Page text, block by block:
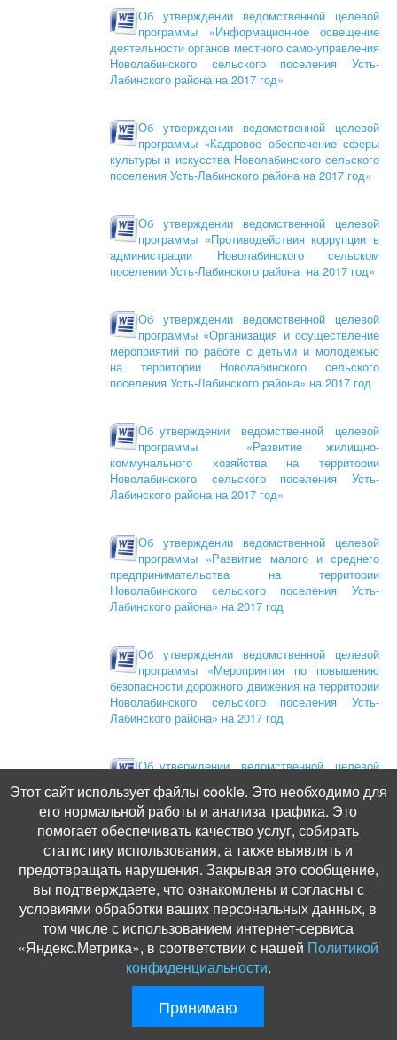
Об утверждении ведомственной целевой
программы «Информационное освещение
деятельности органов местного само-управления
Новолабинского сельского поселения Усть-
Лабинского района на 2017 год»
Об утверждении ведомственной целевой
программы «Кадровое обеспечение сферы
культуры и искусства Новолабинского сельского
поселения Усть-Лабинского района на 2017 год»
Об утверждении ведомственной целевой
программы «Противодействия коррупции в
администрации Новолабинского сельском
поселении Усть-Лабинского района на 2017 год»
Об утверждении ведомственной целевой
программы «Организация и осуществление
мероприятий по работе с детьми и молодежью
на территории Новолабинского сельского
поселения Усть-Лабинского района» на 2017 год
Об утверждении ведомственной целевой
программы «Развитие жилищно-
коммунального хозяйства на территории
Новолабинского сельского поселения Усть-
Лабинского района на 2017 год»
Об утверждении ведомственной целевой
программы «Развитие малого и среднего
предпринимательства на территории
Новолабинского сельского поселения Усть-
Лабинского района» на 2017 год
Об утверждении ведомственной целевой
программы «Мероприятия по повышению
безопасности дорожного движения на территории
Новолабинского сельского поселения Усть-
Лабинского района» на 2017 год
Об утверждении ведомственной целевой
программы «Осуществление мероприятий
по обеспечению безопасности людей на водных
объектах, расположенных на территории
Новолабинского сель-ского поселения Усть-
Лабинского района на 2017 год»
Об утверждении ведомственной целевой
программы «Обеспечении первичных мер
пожарной безопасности на территории
Новолабинского сельского поселения Усть-
Лабинского района на 2017 год»
Об утверждении ведомственной целевой
сельского поселения Усть-Лабинского района и
создание условий для реализации
Этот сайт использует файлы cookie. Это необходимо для
его нормальной работы и анализа трафика. Это
помогает обеспечивать качество услуг, собирать
статистику использования, а также выявлять и
предотвращать нарушения. Закрывая это сообщение,
вы подтверждаете, что ознакомлены и согласны с
условиями обработки ваших персональных данных, в
том числе с использованием интернет-сервиса
«Яндекс.Метрика», в соответствии с нашей Политикой
конфиденциальности.
Принимаю